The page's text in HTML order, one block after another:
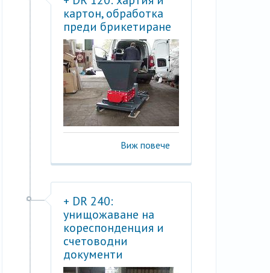
картон, обработка
преди брикетиране
Виж повече
+ DR 240:
унищожаване на
кореспонденция и
счетоводни
документи